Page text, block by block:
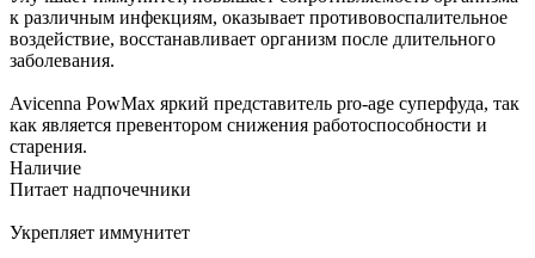
к различным инфекциям, оказывает противовоспалительное
воздействие, восстанавливает организм после длительного
заболевания.
Avicenna PowMax яркий представитель pro-age суперфуда, так
как является превентором снижения работоспособности и
старения.
Наличие
Питает надпочечники
Укрепляет иммунитет